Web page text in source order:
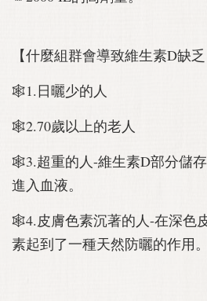
【什麼組群會導致維生素D缺乏
🕸1.日曬少的人
🕸2.70歲以上的老人
🕸3.超重的人-維生素D部分儲
進入血液。
🕸4.皮膚色素沉著的人-在深色
素起到了一種天然防曬的作用。